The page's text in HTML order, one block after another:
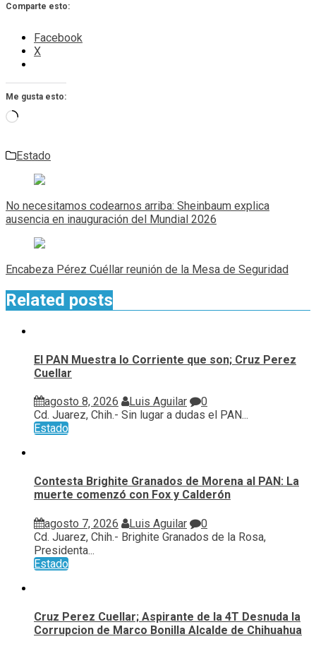
Comparte esto:
Facebook
X
Me gusta esto:
Cargando...
Estado
Navegación
de
entradas
No necesitamos codearnos arriba: Sheinbaum explica
ausencia en inauguración del Mundial 2026
Encabeza Pérez Cuéllar reunión de la Mesa de Seguridad
Related posts
El PAN Muestra lo Corriente que son; Cruz Perez
Cuellar
agosto 8, 2026 Luis Aguilar
0
Cd. Juarez, Chih.- Sin lugar a dudas el PAN...
Estado
Contesta Brighite Granados de Morena al PAN: La
muerte comenzó con Fox y Calderón
agosto 7, 2026 Luis Aguilar
0
Cd. Juarez, Chih.- Brighite Granados de la Rosa,
Presidenta...
Estado
Cruz Perez Cuellar; Aspirante de la 4T Desnuda la
Corrupcion de Marco Bonilla Alcalde de Chihuahua